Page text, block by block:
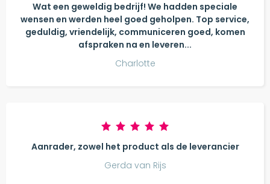
Wat een geweldig bedrijf! We hadden speciale
wensen en werden heel goed geholpen. Top service,
geduldig, vriendelijk, communiceren goed, komen
afspraken na en leveren...
Charlotte
Aanrader, zowel het product als de leverancier
Gerda van Rijs